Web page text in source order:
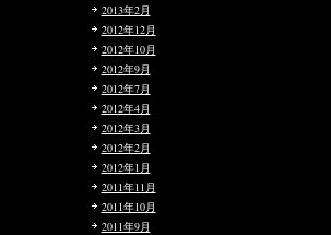
2013年2月
2012年12月
2012年10月
2012年9月
2012年7月
2012年4月
2012年3月
2012年2月
2012年1月
2011年11月
2011年10月
2011年9月
ディター『サトシーノ』こと中本智士氏とのコラボレ
ーションモデル第一弾は、ハイテンションストレッチ
ベロアのトラックジャケットとイージーパンツのセッ
コラボの経緯は、
中本氏からの『フランシスト・モークスでベロアのセ
ットアップが欲しい！』という熱い要望をフランシス
ト・モークスデザイナーの中村が受け、直ぐさま７時
間に及ぶミーティングを開始し、何度もサンプル作成
を繰り返し、中本氏がイメージしたセットアップが完